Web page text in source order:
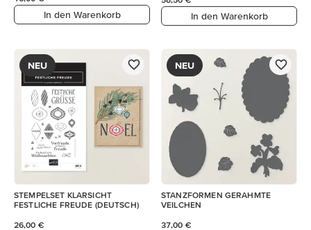
In den Warenkorb In den Warenkorb
NEU
STEMPELSET KLARSICHT
FESTLICHE FREUDE (DEUTSCH)
26,00 €
NEU
STANZFORMEN GERAHMTE
VEILCHEN
37,00 €